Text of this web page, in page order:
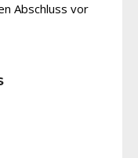
Abschluss vor